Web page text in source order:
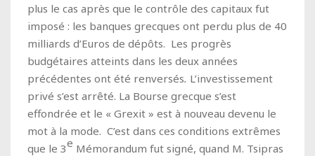
plus le cas après que le contrôle des capitaux fut
imposé : les banques grecques ont perdu plus de 40
milliards d’Euros de dépôts. Les progrès
budgétaires atteints dans les deux années
précédentes ont été renversés. L’investissement
privé s’est arrêté. La Bourse grecque s’est
effondrée et le « Grexit » est à nouveau devenu le
mot à la mode. C’est dans ces conditions extrêmes
que le 3e Mémorandum fut signé, quand M. Tsipras